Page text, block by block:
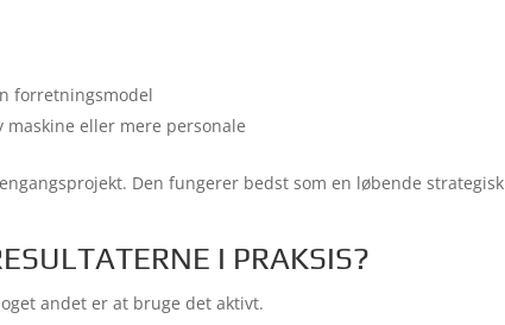
forretningsmodel
eller mere personale
Den fungerer bedst som en løbende strategisk
I PRAKSIS?
andet er at bruge det aktivt.